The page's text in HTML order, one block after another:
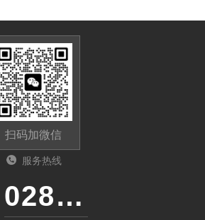
扫码加微信
服务热线
028-87741718